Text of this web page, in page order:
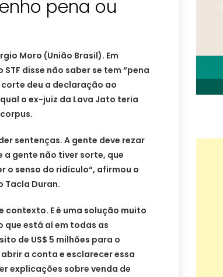
pena ou
Moro (União Brasil). Em
disse não saber se tem “pena
deu a declaração ao
o ex-juiz da Lava Jato teria
sentenças. A gente deve rezar
a gente não tiver sorte, que
o senso do ridículo“, afirmou o
Tacla Duran.
contexto. E é uma solução muito
que está aí em todas as
de US$ 5 milhões para o
a conta e esclarecer essa
explicações sobre venda de